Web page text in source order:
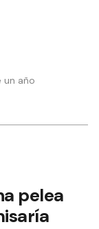
un año
pelea